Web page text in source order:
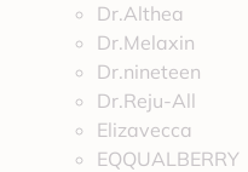
Dr.Althea
Dr.Melaxin
Dr.nineteen
Dr.Reju-All
Elizavecca
EQQUALBERRY